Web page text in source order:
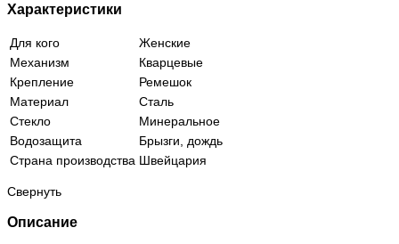
Характеристики
Для кого
Женские
Механизм
Кварцевые
Крепление
Ремешок
Материал
Сталь
Стекло
Минеральное
Водозащита
Брызги, дождь
Страна производства Швейцария
Свернуть
Описание